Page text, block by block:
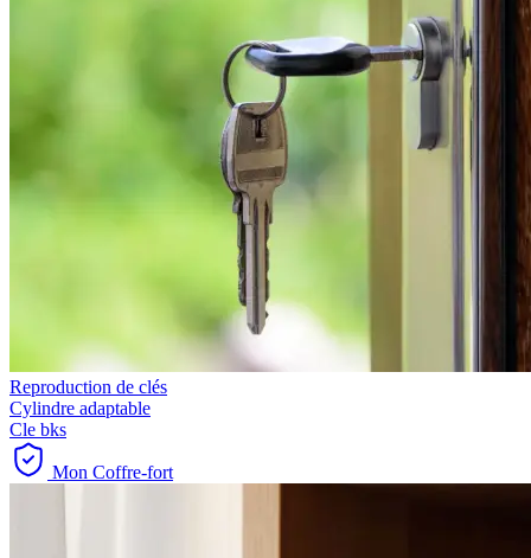
Reproduction de clés
Cylindre adaptable
Cle bks
Mon Coffre-fort